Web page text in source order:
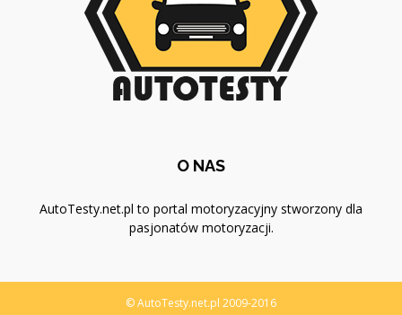
O NAS
AutoTesty.net.pl to portal motoryzacyjny stworzony dla
pasjonatów motoryzacji.
© AutoTesty.net.pl 2009-2016